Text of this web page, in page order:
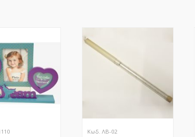
Κωδ. ΛΒ-02